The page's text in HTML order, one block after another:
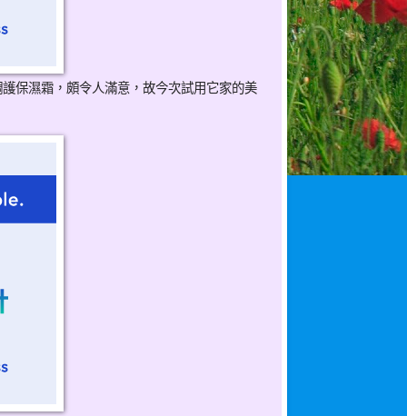
保濕霜，頗令人滿意，故今次試用它家的美